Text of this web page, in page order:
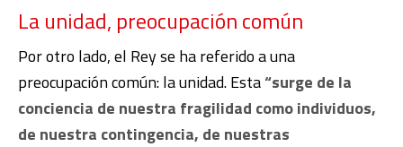
La unidad, preocupación común
Por otro lado, el Rey se ha referido a una
preocupación común: la unidad. Esta“surge de la
conciencia de nuestra fragilidad como individuos,
de nuestra contingencia, de nuestras